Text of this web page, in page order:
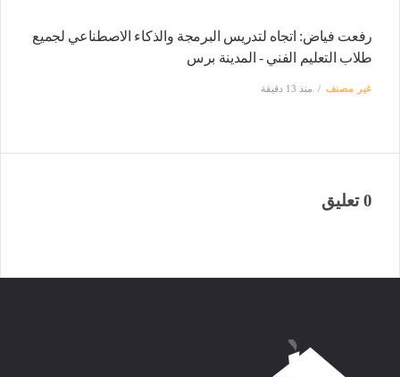
رفعت فياض: اتجاه لتدريس البرمجة والذكاء الاصطناعي لجميع
طلاب التعليم الفني - المدينة برس
غير مصنف منذ 13 دقيقة
0 تعليق